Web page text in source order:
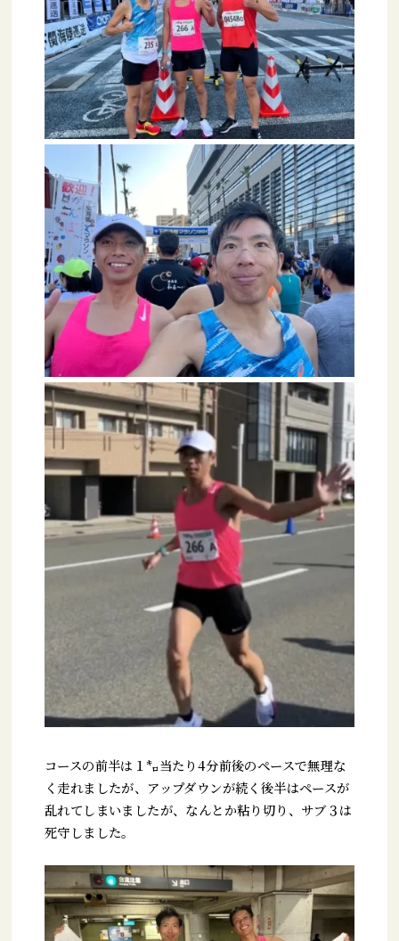
コースの前半は１㌔当たり4分前後のペースで無理な
く走れましたが、アップダウンが続く後半はペースが
乱れてしまいましたが、なんとか粘り切り、サブ３は
死守しました。